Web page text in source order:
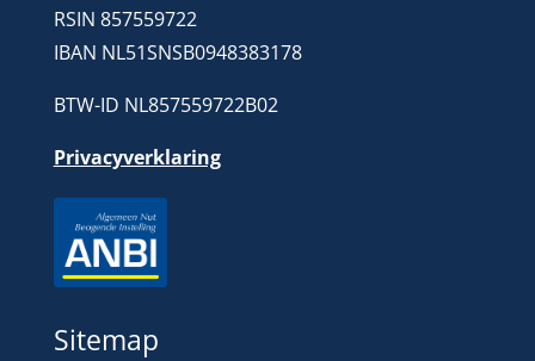
RSIN 857559722
IBAN NL51SNSB0948383178
BTW-ID NL857559722B02
Privacyverklaring
Sitemap